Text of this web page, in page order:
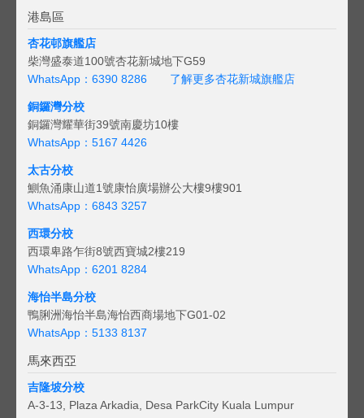
港島區
杏花邨旗艦店
柴灣盛泰道100號杏花新城地下G59
WhatsApp：6390 8286
了解更多杏花新城旗艦店
銅鑼灣分校
銅鑼灣耀華街39號南慶坊10樓
WhatsApp：5167 4426
太古分校
鰂魚涌康山道1號康怡廣場辦公大樓9樓901
WhatsApp：6843 3257
西環分校
西環卑路乍街8號西寶城2樓219
WhatsApp：6201 8284
海怡半島分校
鴨脷洲海怡半島海怡西商場地下G01-02
WhatsApp：5133 8137
馬來西亞
吉隆坡分校
A-3-13, Plaza Arkadia, Desa ParkCity Kuala Lumpur